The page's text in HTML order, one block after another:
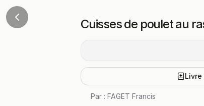
Cuisses de poulet au
Par : FAGET Francis